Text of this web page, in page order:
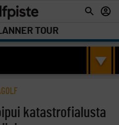
TOUR
katastrofialusta